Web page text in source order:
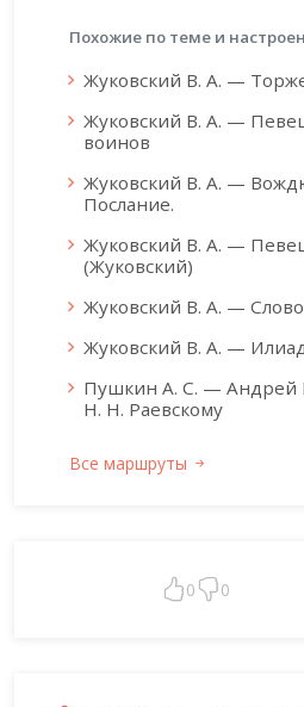
Похожие по теме и
Жуковский В. А. —
Жуковский В. А. —
воинов
Жуковский В. А. —
Послание.
Жуковский В. А. —
(Жуковский)
Жуковский В. А. —
Жуковский В. А. —
Пушкин А. С. —
Н. Н. Раевскому
Все маршруты
0 0